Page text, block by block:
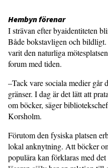
Hembyn förenar
I strävan efter byaidentiteten
Både bokstavligen och
varit den naturliga
forum med tiden.
–Tack vare sociala medier går
gränser. I dag är det lätt att
om böcker, säger bibliotekschef
Korsholm.
Förutom den fysiska platsen
lokal anknytning. Att böcker
populära kan förklaras med